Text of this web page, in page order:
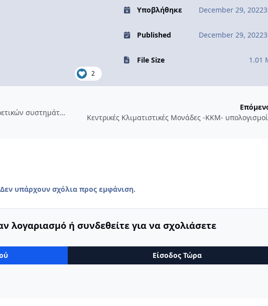
2
Υποβλήθηκε December 29, 2022
Published December 29, 2022
File Size 1.01
Πλήρες κείμενο μελέτης ΕΜΠ για κόστος διαφορετικών συστημάτων θέρμανσης 2022-23
Κεντρικές Κλιματιστικές Μονάδες -ΚΚΜ-
Δεν υπάρχουν σχόλια προς εμφάνιση.
λογαριασμό ή συνδεθείτε για να σχολιάσετε
Είσοδος Τώρα